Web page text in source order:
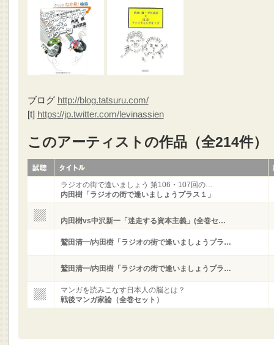
ブログ http://blog.tatsuru.com/
[t] https://jp.twitter.com/levinassien
このアーティストの作品（全214件）
ラジオの街で逢いましょう 第106・107回の…
内田樹「ラジオの街で逢いましょうプラス１」
内田樹vs中沢新一「迷走する資本主義」(全巻セ…
鷲田清一/内田樹「ラジオの街で逢いましょうプラ…
鷲田清一/内田樹「ラジオの街で逢いましょうプラ…
マンガを読みこなす日本人の脳とは？
戦後マンガ家論（全巻セット）